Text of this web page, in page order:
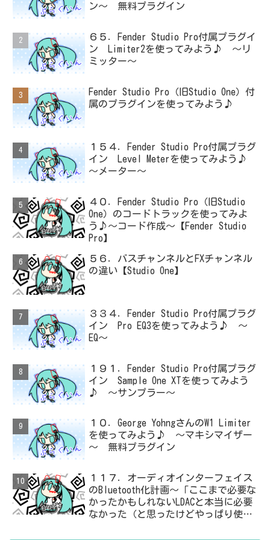
ン～ 無料プラグイン
６５．Fender Studio Pro付属プラグイ
ン Limiter2を使ってみよう♪ ～リ
ミッター～
Fender Studio Pro（旧Studio One）付
属のプラグインを使ってみよう♪
１５４．Fender Studio Pro付属プラグ
イン Level Meterを使ってみよう♪
～メーター～
４０．Fender Studio Pro（旧Studio
One）のコードトラックを使ってみよ
う♪～コード作成～【Fender Studio
Pro】
５６．バスチャンネルとFXチャンネル
の違い【Studio One】
３３４．Fender Studio Pro付属プラグ
イン Pro EQ3を使ってみよう♪ ～
EQ～
１９１．Fender Studio Pro付属プラグ
イン Sample One XTを使ってみよう
♪ ～サンプラー～
１０．George YohngさんのW1 Limiter
を使ってみよう♪ ～マキシマイザー
～ 無料プラグイン
１１７．オーディオインターフェイス
のBluetooth化計画～「ここまで必要な
かったかもしれないLDACと本当に必要
なかった（と思ったけどやっぱり使っ